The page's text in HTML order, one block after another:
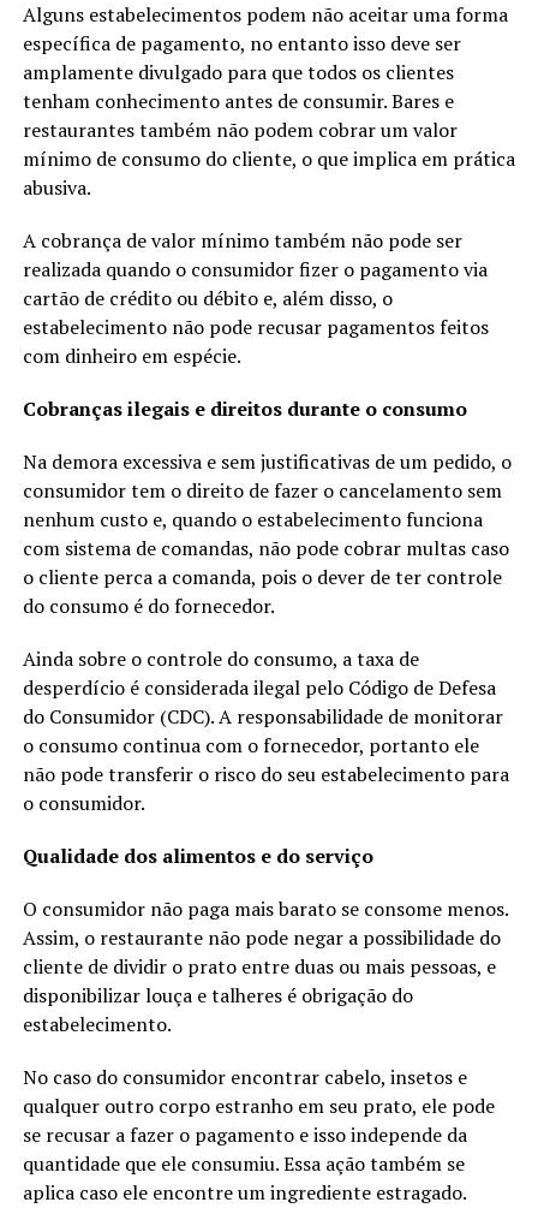
Alguns estabelecimentos podem não aceitar uma forma
específica de pagamento, no entanto isso deve ser
amplamente divulgado para que todos os clientes
tenham conhecimento antes de consumir. Bares e
restaurantes também não podem cobrar um valor
mínimo de consumo do cliente, o que implica em prática
abusiva.
A cobrança de valor mínimo também não pode ser
realizada quando o consumidor fizer o pagamento via
cartão de crédito ou débito e, além disso, o
estabelecimento não pode recusar pagamentos feitos
com dinheiro em espécie.
Cobranças ilegais e direitos durante o consumo
Na demora excessiva e sem justificativas de um pedido, o
consumidor tem o direito de fazer o cancelamento sem
nenhum custo e, quando o estabelecimento funciona
com sistema de comandas, não pode cobrar multas caso
o cliente perca a comanda, pois o dever de ter controle
do consumo é do fornecedor.
Ainda sobre o controle do consumo, a taxa de
desperdício é considerada ilegal pelo Código de Defesa
do Consumidor (CDC). A responsabilidade de monitorar
o consumo continua com o fornecedor, portanto ele
não pode transferir o risco do seu estabelecimento para
o consumidor.
Qualidade dos alimentos e do serviço
O consumidor não paga mais barato se consome menos.
Assim, o restaurante não pode negar a possibilidade do
cliente de dividir o prato entre duas ou mais pessoas, e
disponibilizar louça e talheres é obrigação do
estabelecimento.
No caso do consumidor encontrar cabelo, insetos e
qualquer outro corpo estranho em seu prato, ele pode
se recusar a fazer o pagamento e isso independe da
quantidade que ele consumiu. Essa ação também se
aplica caso ele encontre um ingrediente estragado.